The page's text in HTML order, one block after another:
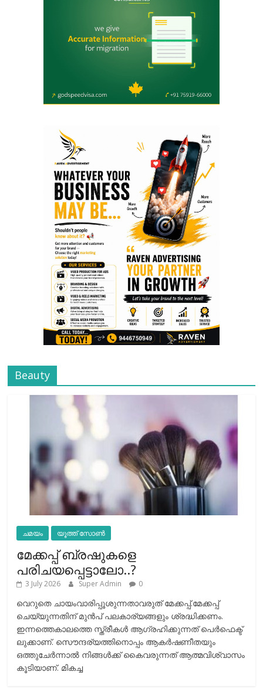
Beauty
ചമയം യൂത്ത് സോൺ
മേക്കപ്പ് ബ്രഷുകളെ
പരിചയപ്പെട്ടാലോ..?
3 July 2026 Super Admin 0
വെറുതെ ചായംവാരിപ്പൂശുന്നതാവരുത് മേക്കപ്പ്.മേക്കപ്പ്
ചെയ്യുന്നതിന് മുന്‍പ് പലകാര്യങ്ങളും ശ്രദ്ധിക്കണം.
ഇന്നത്തെകാലത്തെ സ്ത്രീകള്‍ ആഗ്രഹിക്കുന്നത് പെര്‍ഫെക്ട്
ലുക്കാണ്. സൌന്ദര്യത്തിനൊപ്പം ആകര്‍ഷണീതയും
ഒത്തുചേര്‍ന്നാല്‍ നിങ്ങള്‍ക്ക് കൈവരുന്നത് ആത്മവിശ്വാസം
കൂടിയാണ്. മികച്ച